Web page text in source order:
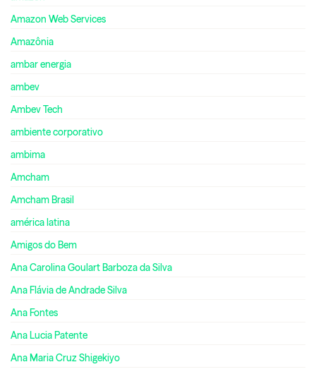
Amazon Web Services
Amazônia
ambar energia
ambev
Ambev Tech
ambiente corporativo
ambima
Amcham
Amcham Brasil
américa latina
Amigos do Bem
Ana Carolina Goulart Barboza da Silva
Ana Flávia de Andrade Silva
Ana Fontes
Ana Lucia Patente
Ana Maria Cruz Shigekiyo